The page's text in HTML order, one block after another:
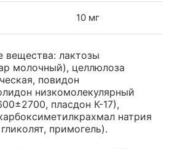
10 мг
вещества: лактозы
молочный), целлюлоза
повидон
низкомолекулярный
пласдон К-17),
натрия
примогель).